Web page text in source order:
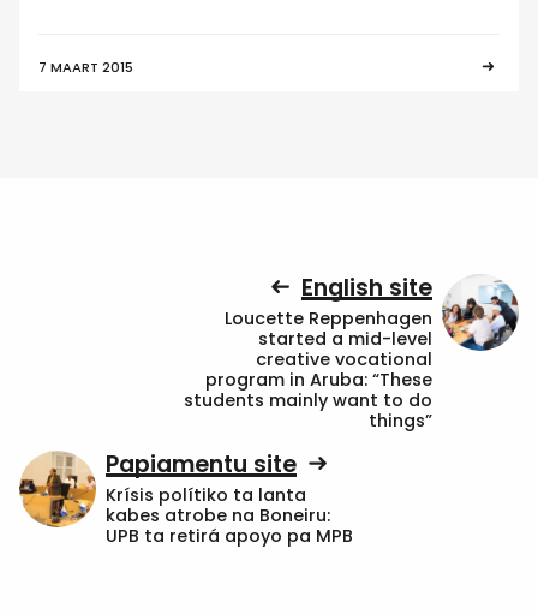
7 MAART 2015
English site
Loucette Reppenhagen
started a mid-level
creative vocational
program in Aruba: “These
students mainly want to do
things”
Papiamentu site
Krísis polítiko ta lanta
kabes atrobe na Boneiru:
UPB ta retirá apoyo pa MPB